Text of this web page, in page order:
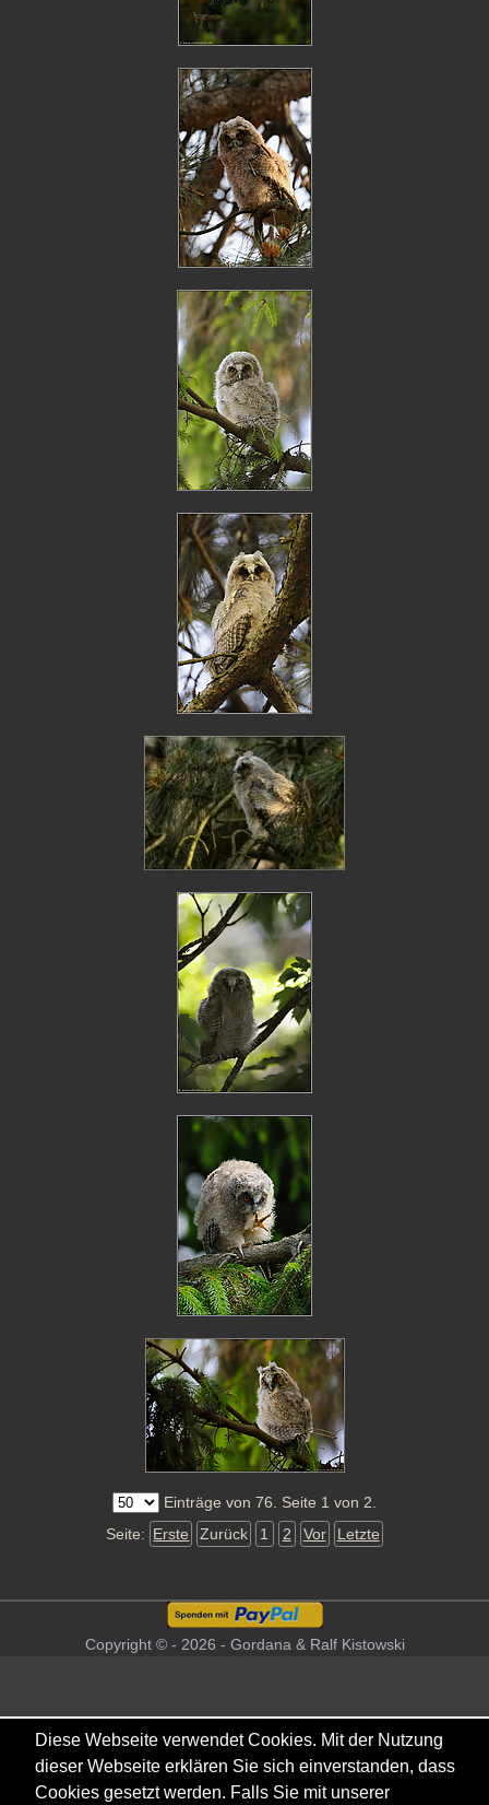
Einträge von 76. Seite 1 von 2.
Seite: Erste Zurück 1 2 Vor Letzte
Copyright © - 2026 - Gordana & Ralf Kistowski
Diese Webseite verwendet Cookies. Mit der Nutzung
dieser Webseite erklären Sie sich einverstanden, dass
Cookies gesetzt werden. Falls Sie mit unserer